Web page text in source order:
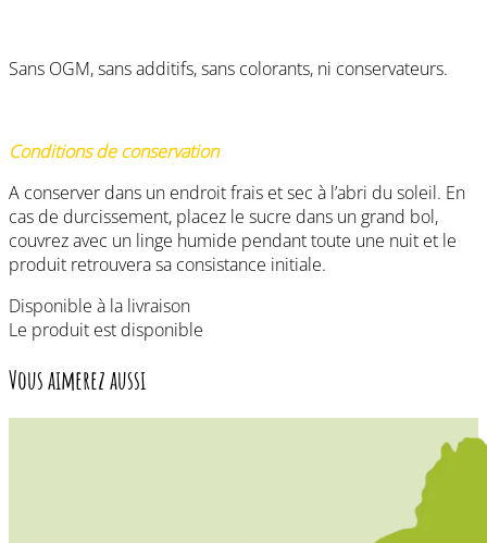
Sans OGM, sans additifs, sans colorants, ni conservateurs.
Conditions de conservation
A conserver dans un endroit frais et sec à l’abri du soleil. En
cas de durcissement, placez le sucre dans un grand bol,
couvrez avec un linge humide pendant toute une nuit et le
produit retrouvera sa consistance initiale.
Disponible à la livraison
Le produit est disponible
Vous aimerez aussi